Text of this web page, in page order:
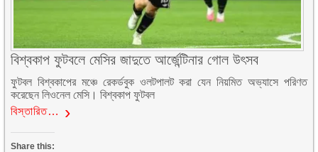
বিশ্বকাপ ফুটবলে মেসির জাদুতে আর্জেন্টিনার গোল উৎসব
ফুটবল বিশ্বকাপের মঞ্চে রেকর্ডবুক ওলটপালট করা যেন নিয়মিত অভ্যাসে পরিণত
করেছেন লিওনেল মেসি। বিশ্বকাপ ফুটবল
বিস্তারিত…
Share this: